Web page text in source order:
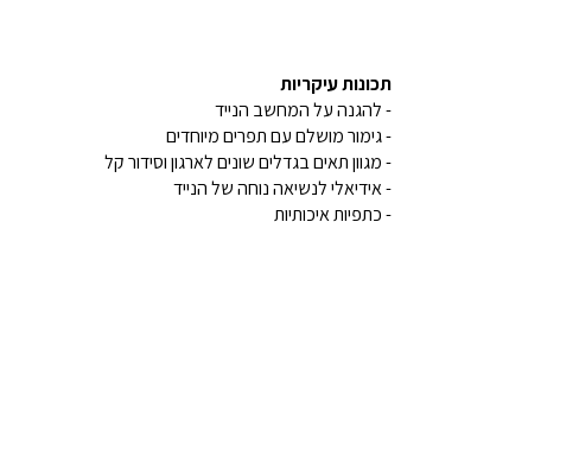
תכונות עיקריות
- להגנה על המחשב הנייד
- גימור מושלם עם תפרים מיוחדים
- מגוון תאים בגדלים שונים לארגון וסידור קל
- אידיאלי לנשיאה נוחה של הנייד
- כתפיות איכותיות